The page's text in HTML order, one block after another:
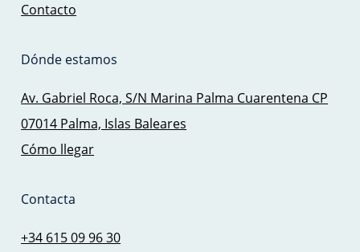
Contacto
Dónde estamos
Av. Gabriel Roca, S/N Marina Palma Cuarentena CP
07014 Palma, Islas Baleares
Cómo llegar
Contacta
+34 615 09 96 30